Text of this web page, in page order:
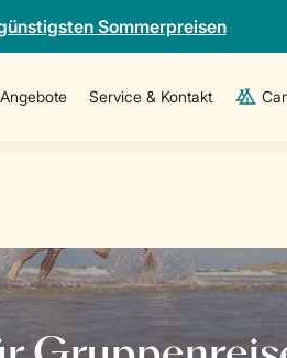
Sommerpreisen
Angebote Service & Kontakt